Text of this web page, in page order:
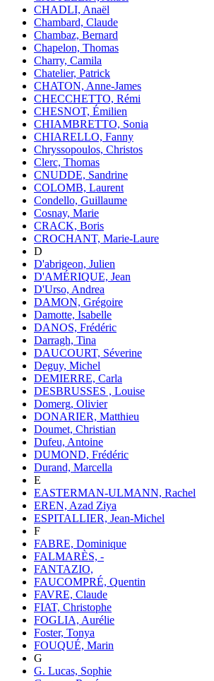
CHADLI, Anaël
Chambard, Claude
Chambaz, Bernard
Chapelon, Thomas
Charry, Camila
Chatelier, Patrick
CHATON, Anne-James
CHECCHETTO, Rémi
CHESNOT, Émilien
CHIAMBRETTO, Sonia
CHIARELLO, Fanny
Chryssopoulos, Christos
Clerc, Thomas
CNUDDE, Sandrine
COLOMB, Laurent
Condello, Guillaume
Cosnay, Marie
CRACK, Boris
CROCHANT, Marie-Laure
D
D'abrigeon, Julien
D'AMÉRIQUE, Jean
D'Urso, Andrea
DAMON, Grégoire
Damotte, Isabelle
DANOS, Frédéric
Darragh, Tina
DAUCOURT, Séverine
Deguy, Michel
DEMIERRE, Carla
DESBRUSSES , Louise
Domerg, Olivier
DONARIER, Matthieu
Doumet, Christian
Dufeu, Antoine
DUMOND, Frédéric
Durand, Marcella
E
EASTERMAN-ULMANN, Rachel
EREN, Azad Ziya
ESPITALLIER, Jean-Michel
F
FABRE, Dominique
FALMARÈS, -
FANTAZIO,
FAUCOMPRÉ, Quentin
FAVRE, Claude
FIAT, Christophe
FOGLIA, Aurélie
Foster, Tonya
FOUQUÉ, Marin
G
G. Lucas, Sophie